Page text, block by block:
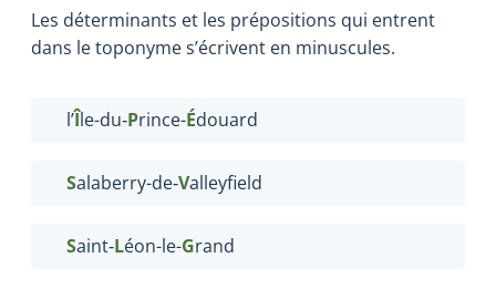
Les déterminants et les prépositions qui entrent
dans le toponyme s’écrivent en minuscules.
l’Île-du‑Prince-Édouard
Salaberry-de‑Valleyfield
Saint‑Léon-le-Grand